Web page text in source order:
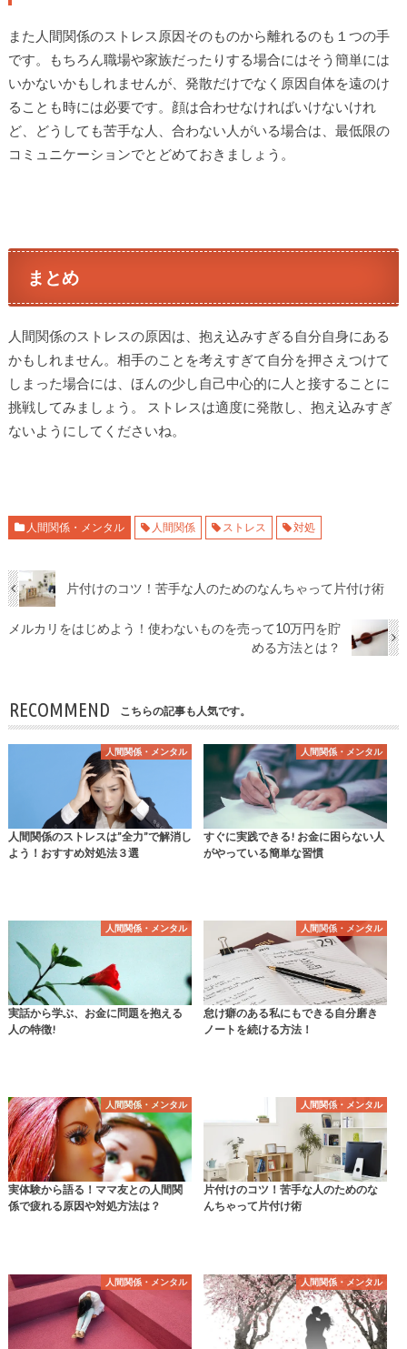
また人間関係のストレス原因そのものから離れるのも１つの手
です。もちろん職場や家族だったりする場合にはそう簡単には
いかないかもしれませんが、発散だけでなく原因自体を遠のけ
ることも時には必要です。顔は合わせなければいけないけれ
ど、どうしても苦手な人、合わない人がいる場合は、最低限の
コミュニケーションでとどめておきましょう。
まとめ
人間関係のストレスの原因は、抱え込みすぎる自分自身にある
かもしれません。相手のことを考えすぎて自分を押さえつけて
しまった場合には、ほんの少し自己中心的に人と接することに
挑戦してみましょう。 ストレスは適度に発散し、抱え込みすぎ
ないようにしてくださいね。
人間関係・メンタル 人間関係 ストレス 対処
片付けのコツ！苦手な人のためのなんちゃって片付け術
メルカリをはじめよう！使わないものを売って10万円を貯
める方法とは？
RECOMMEND こちらの記事も人気です。
人間関係・メンタル
人間関係のストレスは”全力”で解消し
よう！おすすめ対処法３選
人間関係・メンタル
すぐに実践できる! お金に困らない人
がやっている簡単な習慣
人間関係・メンタル
実話から学ぶ、お金に問題を抱える
人の特徴!
人間関係・メンタル
怠け癖のある私にもできる自分磨き
ノートを続ける方法！
人間関係・メンタル
実体験から語る！ママ友との人間関
係で疲れる原因や対処方法は？
人間関係・メンタル
片付けのコツ！苦手な人のためのな
んちゃって片付け術
人間関係・メンタル 人間関係・メンタル